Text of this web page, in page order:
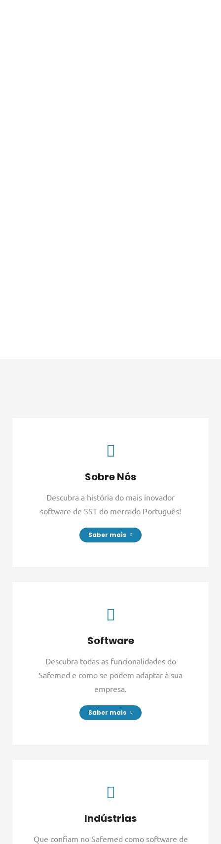
Sobre Nós
Descubra a história do mais inovador
software de SST do mercado Português!
Saber mais
Software
Descubra todas as funcionalidades do
Safemed e como se podem adaptar à sua
empresa.
Saber mais
Indústrias
Que confiam no Safemed como software de